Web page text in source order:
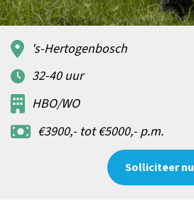
's-Hertogenbosch
32-40 uur
HBO/WO
€3900,- tot €5000,- p.m.
Solliciteer nu